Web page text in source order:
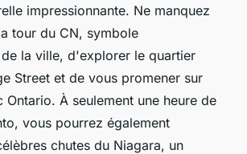
impressionnante. Ne manquez
tour du CN, symbole
la ville, d'explorer le quartier
Street et de vous promener sur
Ontario. À seulement une heure de
vous pourrez également
chutes du Niagara, un